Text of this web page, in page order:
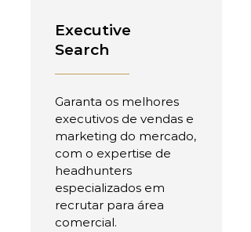
Executive
Search
Garanta os melhores
executivos de vendas e
marketing do mercado,
com o expertise de
headhunters
especializados em
recrutar para área
comercial.